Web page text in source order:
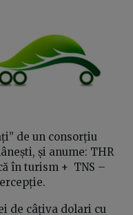
de un consorțiu
și anume: THR
în turism + TNS –
de câțiva dolari cu